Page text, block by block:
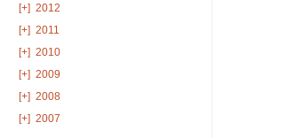
[+] 2012
[+] 2011
[+] 2010
[+] 2009
[+] 2008
[+] 2007